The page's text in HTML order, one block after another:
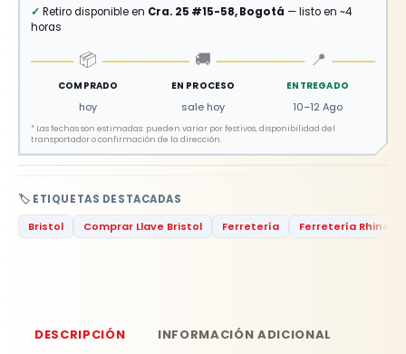
🏷️ ETIQUETAS DESTACADAS
Bristol
Comprar Llave Bristol Ferretería Ferretería Rhino
✓ Retiro disponible en Cra. 25 #15-58, Bogotá — listo en ~4
horas
📦
COMPRADO
hoy
🚚
EN PROCESO
sale hoy
📍
ENTREGADO
10–12 Ago
* Las fechas son estimadas: pueden variar por festivos, disponibilidad del
transportador o confirmación de la dirección.
DESCRIPCIÓN INFORMACIÓN ADICIONAL